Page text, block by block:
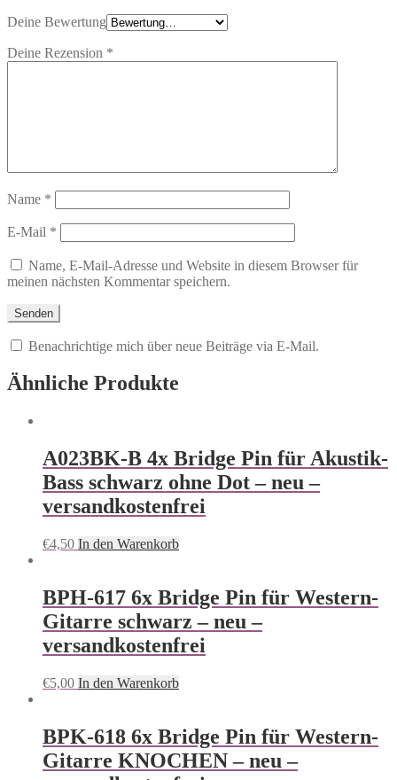
Deine Bewertung
Deine Rezension *
Name *
E-Mail *
Name, E-Mail-Adresse und Website in diesem Browser für
meinen nächsten Kommentar speichern.
Benachrichtige mich über neue Beiträge via E-Mail.
Ähnliche Produkte
A023BK-B 4x Bridge Pin für Akustik-
Bass schwarz ohne Dot – neu –
versandkostenfrei
€4,50 In den Warenkorb
BPH-617 6x Bridge Pin für Western-
Gitarre schwarz – neu –
versandkostenfrei
€5,00 In den Warenkorb
BPK-618 6x Bridge Pin für Western-
Gitarre KNOCHEN – neu –